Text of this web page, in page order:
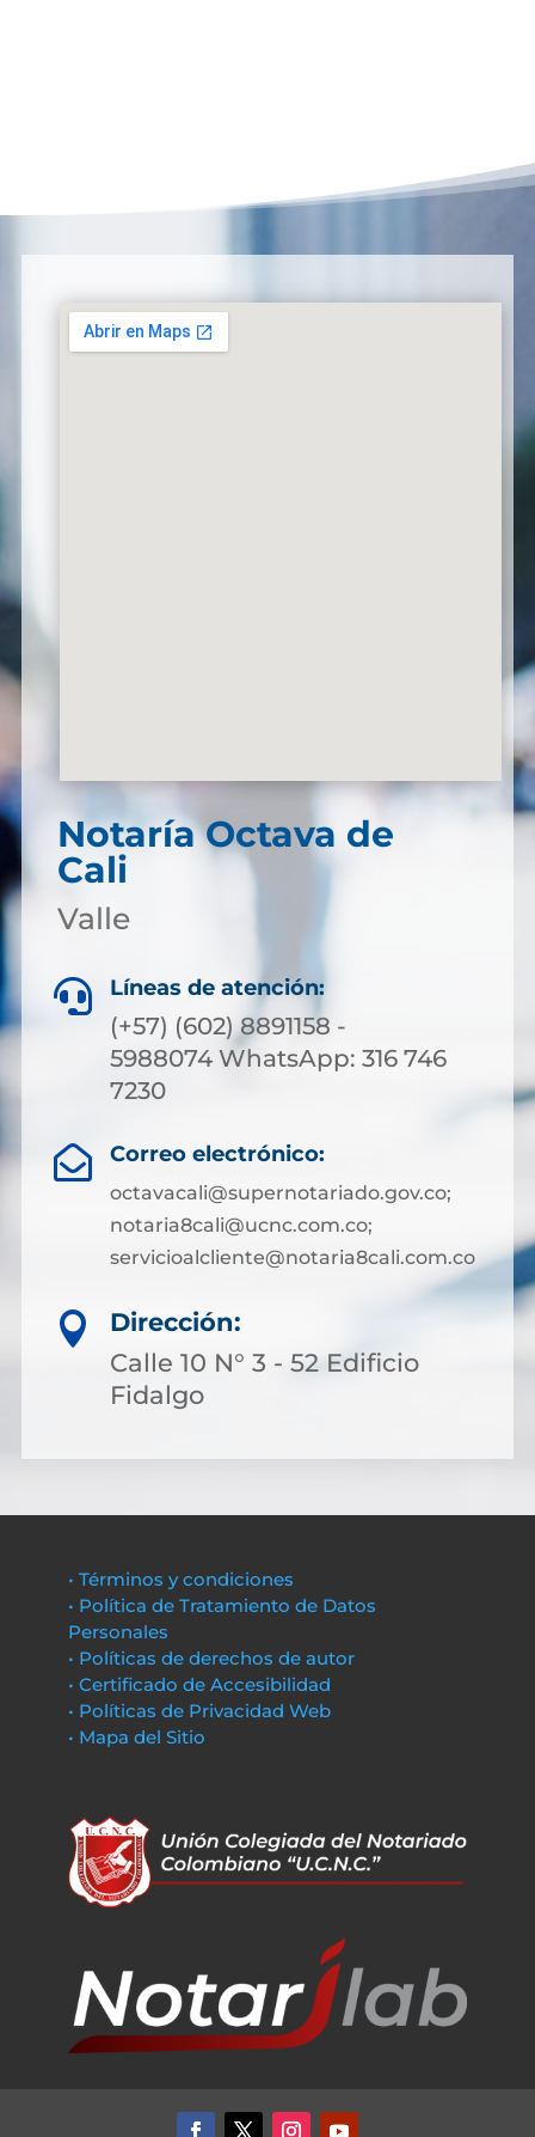
Notaría Octava de
Cali
Valle
 Líneas de atención:
(+57) (602) 8891158 -
5988074 WhatsApp: 316 746
7230
 Correo electrónico:
octavacali@supernotariado.gov.co;
notaria8cali@ucnc.com.co;
servicioalcliente@notaria8cali.com.co

Dirección:
Calle 10 N° 3 - 52 Edificio
Fidalgo
• Términos y condiciones
• Política de Tratamiento de Datos
Personales
• Políticas de derechos de autor
• Certificado de Accesibilidad
• Políticas de Privacidad Web
• Mapa del Sitio